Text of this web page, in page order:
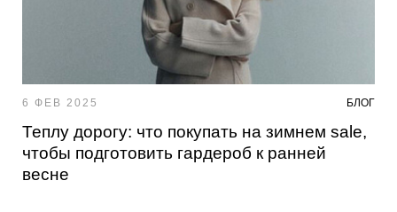
6 ФЕВ 2025 БЛОГ
Теплу дорогу: что покупать на зимнем sale,
чтобы подготовить гардероб к ранней
весне